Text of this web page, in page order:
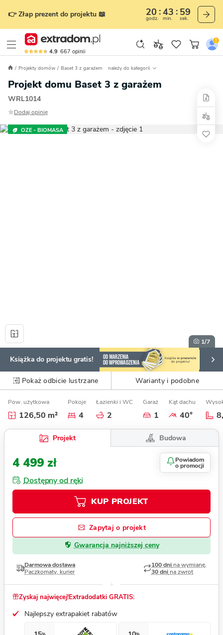
👉 Złap prezent do projektu 📖 20
godz.
43
min.
57
sek.
4.9 667 opinii
Projekty domów Baset 3 z garażem należy do kategorii
Projekt domu Baset 3 z garażem
WRL1014
Dodaj opinię
OZE - BIOMASA
1/7
Książka do projektu gratis!
Pokaż odbicie lustrzane Warianty i podobne
Pow. użytkowa
126,50 m²
Pokoje
4
Łazienki i WC
2
Garaż
1
Kąt dachu
40°
Projekt Budowa
4 499 zł Powiadom
o promocji
Dostępny od ręki
KUP PROJEKT
Zapytaj o projekt
Gwarancja najniższej ceny
Darmowa dostawa
Paczkomaty, kurier
100 dni na wymianę,
30 dni na zwrot
Zyskaj najwięcej!Extradodatki GRATIS:
Najlepszy extrapakiet rabatów